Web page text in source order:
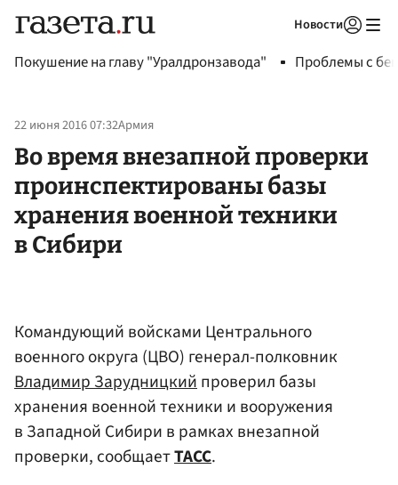
Новости
Покушение на главу "Уралдронзавода" Проблемы с
22 июня 2016 07:32Армия
Во время внезапной проверки
проинспектированы базы
хранения военной техники
в Сибири
Командующий войсками Центрального
военного округа (ЦВО) генерал-полковник
Владимир Зарудницкийпроверил базы
хранения военной техники и вооружения
в Западной Сибири в рамках внезапной
проверки, сообщаетТАСС.